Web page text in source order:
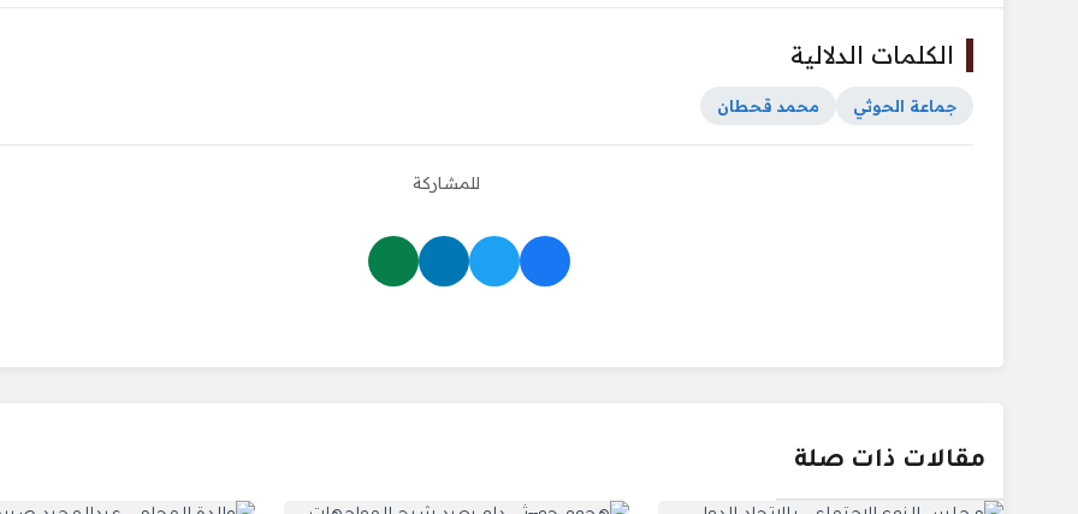
الكلمات الدلالية
جماعة الحوثي محمد قحطان
للمشاركة
مقالات ذات صلة